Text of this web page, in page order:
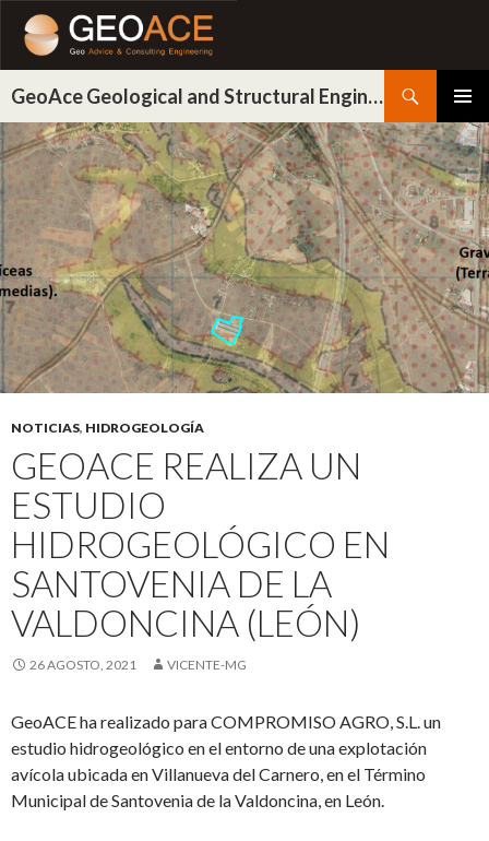
GeoAce Geological and Structural Engineering
MENÚ
CONTENIDO
NOTICIAS, HIDROGEOLOGÍA
GEOACE REALIZA UN
ESTUDIO
HIDROGEOLÓGICO EN
SANTOVENIA DE LA
VALDONCINA (LEÓN)
26 AGOSTO, 2021 VICENTE-MG
GeoACE ha realizado para COMPROMISO AGRO, S.L. un
estudio hidrogeológico en el entorno de una explotación
avícola ubicada en Villanueva del Carnero, en el Término
Municipal de Santovenia de la Valdoncina, en León.